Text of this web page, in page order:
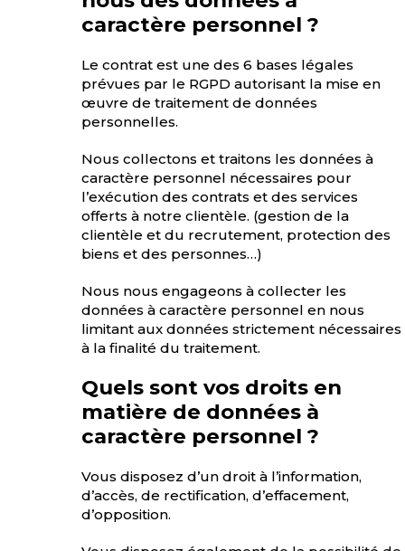
caractère personnel ?
Le contrat est une des 6 bases légales
prévues par le RGPD autorisant la mise en
œuvre de traitement de données
personnelles.
Nous collectons et traitons les données à
caractère personnel nécessaires pour
l’exécution des contrats et des services
offerts à notre clientèle. (gestion de la
clientèle et du recrutement, protection des
biens et des personnes…)
Nous nous engageons à collecter les
données à caractère personnel en nous
limitant aux données strictement nécessaires
à la finalité du traitement.
Quels sont vos droits en
matière de données à
caractère personnel ?
Vous disposez d’un droit à l’information,
d’accès, de rectification, d’effacement,
d’opposition.